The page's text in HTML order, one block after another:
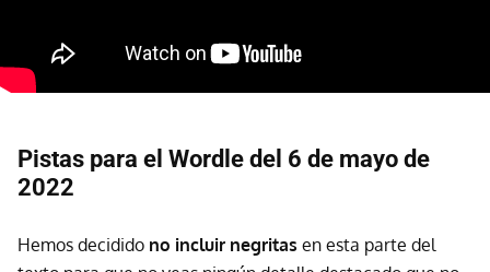
Pistas para el Wordle del 6 de mayo de
2022
Hemos decidido no incluir negritas en esta parte del